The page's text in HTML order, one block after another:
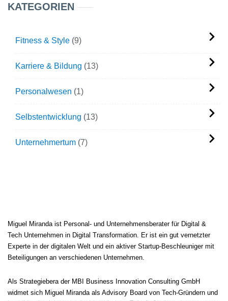
KATEGORIEN
Fitness & Style 9
Karriere & Bildung 13
Personalwesen 1
Selbstentwicklung 13
Unternehmertum 7
Miguel Miranda ist Personal- und Unternehmensberater für Digital &
Tech Unternehmen in Digital Transformation. Er ist ein gut vernetzter
Experte in der digitalen Welt und ein aktiver Startup-Beschleuniger mit
Beteiligungen an verschiedenen Unternehmen.
Als Strategiebera der MBI Business Innovation Consulting GmbH
widmet sich Miguel Miranda als Advisory Board von Tech-Gründern und